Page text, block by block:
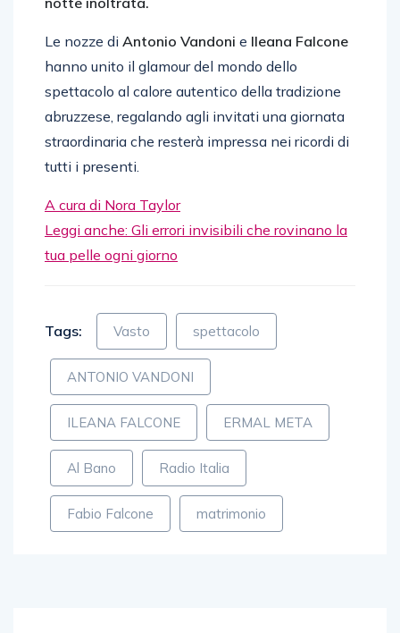
Le nozze di Antonio Vandoni e Ileana Falcone
hanno unito il glamour del mondo dello
spettacolo al calore autentico della tradizione
abruzzese, regalando agli invitati una giornata
straordinaria che resterà impressa nei ricordi di
tutti i presenti.
A cura di Nora Taylor
Leggi anche: Gli errori invisibili che rovinano la
tua pelle ogni giorno
Tags: Vasto spettacolo
ANTONIO VANDONI
ILEANA FALCONE ERMAL META
Al Bano Radio Italia
Fabio Falcone matrimonio